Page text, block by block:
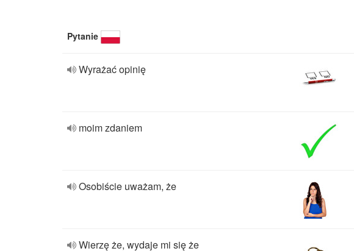
Pytanie
Wyrażać opinię
moim zdaniem
Osobiście uważam, że
Wierzę że, wydaje mi się że